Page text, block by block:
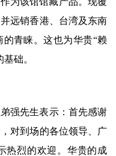
远销香港、台湾及东南
青睐。这也为华贵“赖
础。
强先生表示：首先感谢
对到场的各位领导、广
热烈的欢迎。华贵的成